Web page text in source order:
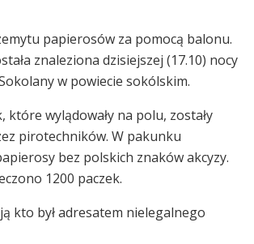
papierosów za pomocą balonu.
znaleziona dzisiejszej (17.10) nocy
w powiecie sokólskim.
które wylądowały na polu, zostały
pirotechników. W pakunku
bez polskich znaków akcyzy.
1200 paczek.
kto był adresatem nielegalnego